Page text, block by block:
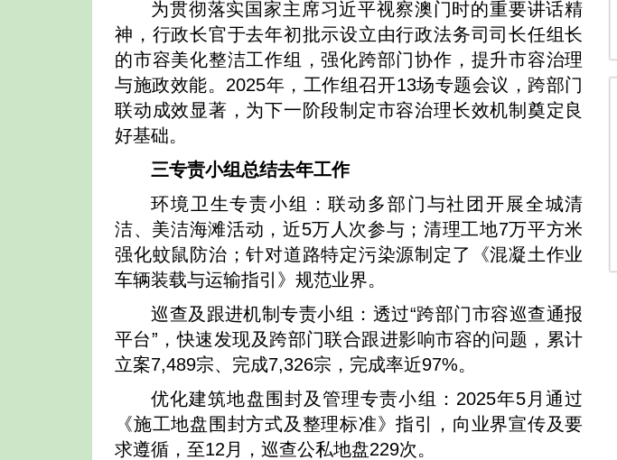
为贯彻落实国家主席习近平视察澳门时的重要讲话精
神，行政长官于去年初批示设立由行政法务司司长任组长
的市容美化整洁工作组，强化跨部门协作，提升市容治理
与施政效能。2025年，工作组召开13场专题会议，跨部门
联动成效显著，为下一阶段制定市容治理长效机制奠定良
好基础。
三专责小组总结去年工作
环境卫生专责小组：联动多部门与社团开展全城清
洁、美洁海滩活动，近5万人次参与；清理工地7万平方米
强化蚊鼠防治；针对道路特定污染源制定了《混凝土作业
车辆装载与运输指引》规范业界。
巡查及跟进机制专责小组：透过“跨部门市容巡查通报
平台”，快速发现及跨部门联合跟进影响市容的问题，累计
立案7,489宗、完成7,326宗，完成率近97%。
优化建筑地盘围封及管理专责小组：2025年5月通过
《施工地盘围封方式及整理标准》指引，向业界宣传及要
求遵循，至12月，巡查公私地盘229次。